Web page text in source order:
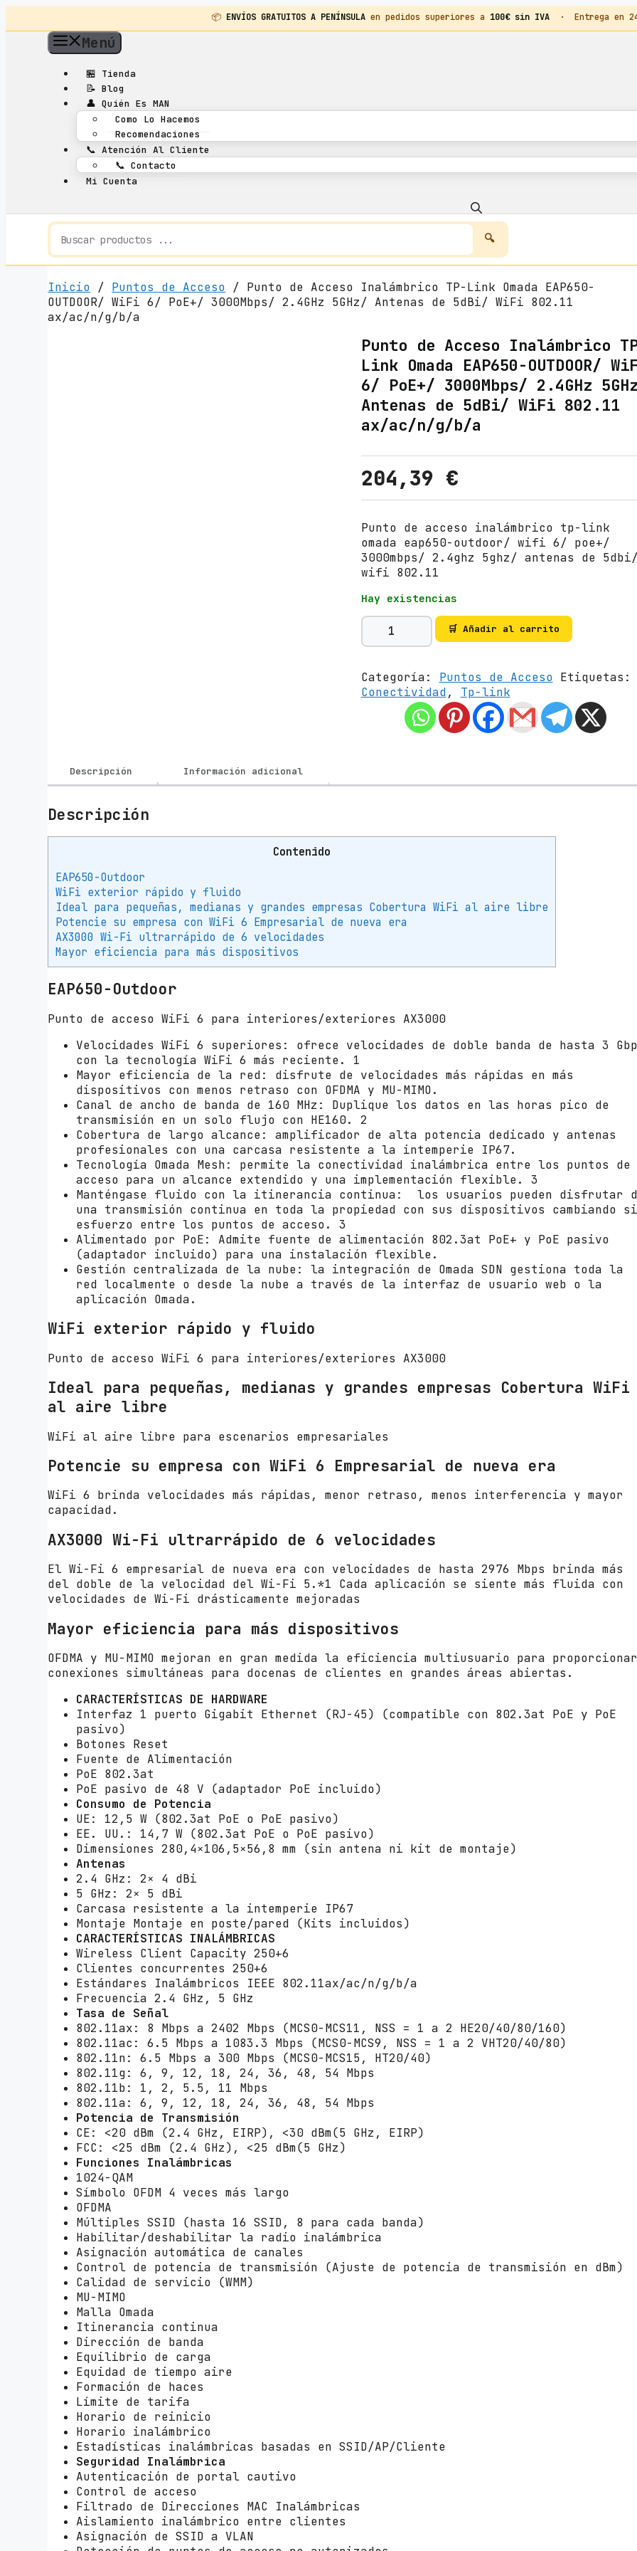
📦 ENVÍOS GRATUITOS A PENÍNSULA en pedidos superiores a 100€ sin IVA · Entrega en
Menú
🏪 Tienda
📝 Blog
👤 Quién Es MAN
Como Lo Hacemos
Recomendaciones
📞 Atención Al Cliente
📞 Contacto
Mi Cuenta
Inicio / Puntos de Acceso / Punto de Acceso Inalámbrico TP-Link Omada EAP650-
OUTDOOR/ WiFi 6/ PoE+/ 3000Mbps/ 2.4GHz 5GHz/ Antenas de 5dBi/ WiFi 802.11
ax/ac/n/g/b/a
Punto de Acceso Inalámbrico
Link Omada EAP650-OUTDOOR/
6/ PoE+/ 3000Mbps/ 2.4GHz
Antenas de 5dBi/ WiFi 802.11
ax/ac/n/g/b/a
204,39 €
Punto de acceso inalámbrico tp-link
omada eap650-outdoor/ wifi 6/ poe+/
3000mbps/ 2.4ghz 5ghz/ antenas de
wifi 802.11
Hay existencias
P
n
o
d
s
b
r
o
-
L
i
k
m
a
E
A
P
6
0
-
O
U
R
W
6
/
P
/
3
0
0
b
p
s
/
4
G
/
A
a
5
i
/
W
i
i
0
x
/
c
t
🛒 Añadir al carrito
Categoría: Puntos de Acceso Etiquetas:
Conectividad, Tp-link
Descripción Información adicional
Descripción
Contenido
EAP650-Outdoor
WiFi exterior rápido y fluido
Ideal para pequeñas, medianas y grandes empresas Cobertura WiFi al aire libre
Potencie su empresa con WiFi 6 Empresarial de nueva era
AX3000 Wi-Fi ultrarrápido de 6 velocidades
Mayor eficiencia para más dispositivos
EAP650-Outdoor
Punto de acceso WiFi 6 para interiores/exteriores AX3000
Velocidades WiFi 6 superiores: ofrece velocidades de doble banda de hasta 3
con la tecnología WiFi 6 más reciente. 1
Mayor eficiencia de la red: disfrute de velocidades más rápidas en más
dispositivos con menos retraso con OFDMA y MU-MIMO.
Canal de ancho de banda de 160 MHz: Duplique los datos en las horas pico de
transmisión en un solo flujo con HE160. 2
Cobertura de largo alcance: amplificador de alta potencia dedicado y antenas
profesionales con una carcasa resistente a la intemperie IP67.
Tecnología Omada Mesh: permite la conectividad inalámbrica entre los puntos de
acceso para un alcance extendido y una implementación flexible. 3
Manténgase fluido con la itinerancia continua: los usuarios pueden disfrutar
una transmisión continua en toda la propiedad con sus dispositivos cambiando
esfuerzo entre los puntos de acceso. 3
Alimentado por PoE: Admite fuente de alimentación 802.3at PoE+ y PoE pasivo
(adaptador incluido) para una instalación flexible.
Gestión centralizada de la nube: la integración de Omada SDN gestiona toda la
red localmente o desde la nube a través de la interfaz de usuario web o la
aplicación Omada.
WiFi exterior rápido y fluido
Punto de acceso WiFi 6 para interiores/exteriores AX3000
Ideal para pequeñas, medianas y grandes empresas Cobertura WiFi
al aire libre
WiFi al aire libre para escenarios empresariales
Potencie su empresa con WiFi 6 Empresarial de nueva era
WiFi 6 brinda velocidades más rápidas, menor retraso, menos interferencia y mayor
capacidad.
AX3000 Wi-Fi ultrarrápido de 6 velocidades
El Wi-Fi 6 empresarial de nueva era con velocidades de hasta 2976 Mbps brinda más
del doble de la velocidad del Wi-Fi 5.*1 Cada aplicación se siente más fluida con
velocidades de Wi-Fi drásticamente mejoradas
Mayor eficiencia para más dispositivos
OFDMA y MU-MIMO mejoran en gran medida la eficiencia multiusuario para
conexiones simultáneas para docenas de clientes en grandes áreas abiertas.
CARACTERÍSTICAS DE HARDWARE
Interfaz 1 puerto Gigabit Ethernet (RJ-45) (compatible con 802.3at PoE y PoE
pasivo)
Botones Reset
Fuente de Alimentación
PoE 802.3at
PoE pasivo de 48 V (adaptador PoE incluido)
Consumo de Potencia
UE: 12,5 W (802.3at PoE o PoE pasivo)
EE. UU.: 14,7 W (802.3at PoE o PoE pasivo)
Dimensiones 280,4×106,5×56,8 mm (sin antena ni kit de montaje)
Antenas
2.4 GHz: 2× 4 dBi
5 GHz: 2× 5 dBi
Carcasa resistente a la intemperie IP67
Montaje Montaje en poste/pared (Kits incluidos)
CARACTERÍSTICAS INALÁMBRICAS
Wireless Client Capacity 250+6
Clientes concurrentes 250+6
Estándares Inalámbricos IEEE 802.11ax/ac/n/g/b/a
Frecuencia 2.4 GHz, 5 GHz
Tasa de Señal
802.11ax: 8 Mbps a 2402 Mbps (MCS0-MCS11, NSS = 1 a 2 HE20/40/80/160)
802.11ac: 6.5 Mbps a 1083.3 Mbps (MCS0-MCS9, NSS = 1 a 2 VHT20/40/80)
802.11n: 6.5 Mbps a 300 Mbps (MCS0-MCS15, HT20/40)
802.11g: 6, 9, 12, 18, 24, 36, 48, 54 Mbps
802.11b: 1, 2, 5.5, 11 Mbps
802.11a: 6, 9, 12, 18, 24, 36, 48, 54 Mbps
Potencia de Transmisión
CE: <20 dBm (2.4 GHz, EIRP), <30 dBm(5 GHz, EIRP)
FCC: <25 dBm (2.4 GHz), <25 dBm(5 GHz)
Funciones Inalámbricas
1024-QAM
Símbolo OFDM 4 veces más largo
OFDMA
Múltiples SSID (hasta 16 SSID, 8 para cada banda)
Habilitar/deshabilitar la radio inalámbrica
Asignación automática de canales
Control de potencia de transmisión (Ajuste de potencia de transmisión en dBm)
Calidad de servicio (WMM)
MU-MIMO
Malla Omada
Itinerancia continua
Dirección de banda
Equilibrio de carga
Equidad de tiempo aire
Formación de haces
Límite de tarifa
Horario de reinicio
Horario inalámbrico
Estadísticas inalámbricas basadas en SSID/AP/Cliente
Seguridad Inalámbrica
Autenticación de portal cautivo
Control de acceso
Filtrado de Direcciones MAC Inalámbricas
Aislamiento inalámbrico entre clientes
Asignación de SSID a VLAN